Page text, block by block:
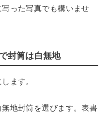
った写真でも構いませ
封筒は白無地
ます。
地封筒を選びます。表書